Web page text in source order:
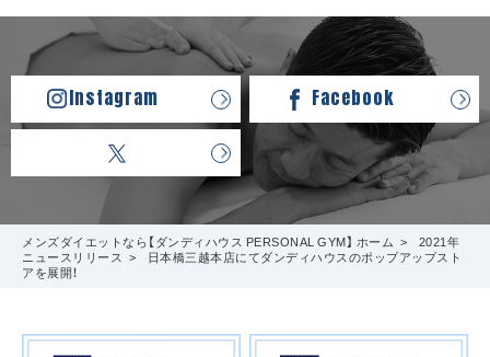
Instagram Facebook
メンズダイエットなら【ダンディハウス PERSONAL GYM】 ホーム
2021年
ニュースリリース
日本橋三越本店にてダンディハウスのポップアップスト
アを展開！